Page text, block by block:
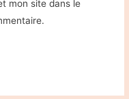
mon site dans le